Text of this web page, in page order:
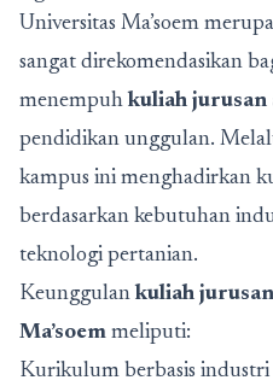
Universitas Ma’soem
sangat direkomendasikan
menempuh kuliah jurusan
pendidikan unggulan.
kampus ini menghadirkan
berdasarkan kebutuhan
teknologi pertanian.
Keunggulan kuliah
Ma’soem meliputi:
Kurikulum berbasis industri